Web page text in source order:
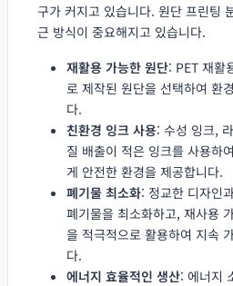
구가 커지고 있습니다. 원단 프린팅
근 방식이 중요해지고 있습니다.
재활용 가능한 원단: PET 재활
로 제작된 원단을 선택하여 환
다.
친환경 잉크 사용: 수성 잉크,
질 배출이 적은 잉크를 사용하
게 안전한 환경을 제공합니다.
폐기물 최소화: 정교한 디자인
폐기물을 최소화하고, 재사용
을 적극적으로 활용하여 지속
다.
에너지 효율적인 생산: 에너지